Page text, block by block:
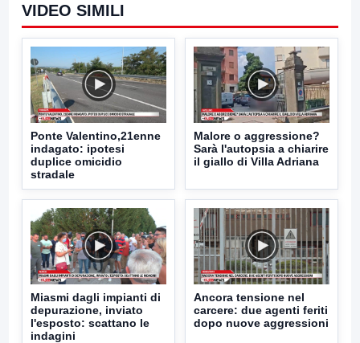
VIDEO SIMILI
Ponte Valentino,21enne
indagato: ipotesi
duplice omicidio
stradale
Malore o aggressione?
Sarà l'autopsia a chiarire
il giallo di Villa Adriana
Miasmi dagli impianti di
depurazione, inviato
l'esposto: scattano le
indagini
Ancora tensione nel
carcere: due agenti feriti
dopo nuove aggressioni